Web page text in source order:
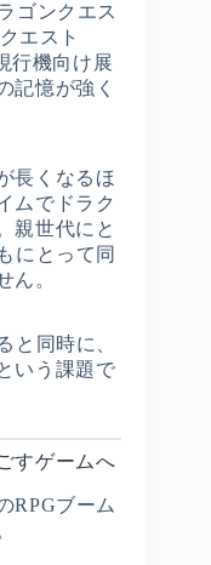
ゴンクエス
エスト
行機向け展
記憶が強く
長くなるほ
ムでドラク
親世代にと
にとって同
ん。
と同時に、
いう課題で
すゲームへ
RPGブーム